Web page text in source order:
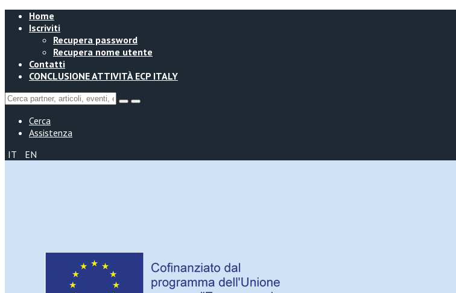
Home
Iscriviti
Recupera password
Recupera nome utente
Contatti
CONCLUSIONE ATTIVITÀ ECP ITALY
Cerca
Assistenza
IT
EN